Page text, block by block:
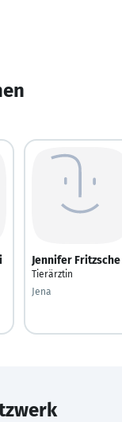
Jennifer Fritzsche
Tierärztin
Jena